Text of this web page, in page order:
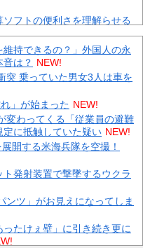
ソフトの便利さを理解らせる
んか感動する』 他 NEW!
バすぎるｗｗｗ 他 NEW!
ｗｗｗｗｗｗｗｗ 他
付き合ったらｗｗｗｗｗｗｗ
レるｗｗｗｗｗｗｗｗｗ
おかしな家」とかいう微妙
部切る NEW!
の弁護をした。そして数年
同じくらいヤバい薬”が日本
維持できるの？」外国人の永
は？ NEW!
突 乗っていた男女3人は車を
」が始まった NEW!
変わってくる「従業員の避難
に抵触していた疑い NEW!
開する米海兵隊を空撮！
ト発射装置で撃墜するウクラ
ンツ」がお見えになってしま
ったけぇ壁」に引き続き更に